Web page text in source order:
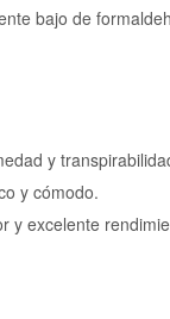
bajo de
y
y cómodo.
y excelente